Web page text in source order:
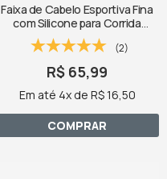
Faixa de Cabelo Esportiva Fina
com Silicone para Corrida
SPORTBR- Coloridas
(2)
R$ 65,99
Em até 4x de R$ 16,50
COMPRAR